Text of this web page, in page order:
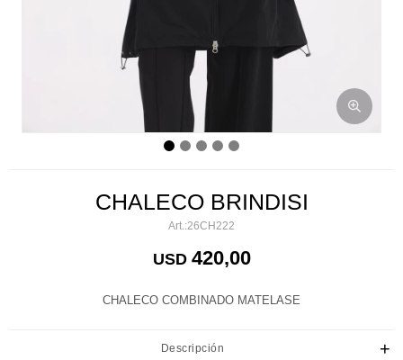
CHALECO BRINDISI
26CH222
USD 420,00
CHALECO COMBINADO MATELASE
Descripción